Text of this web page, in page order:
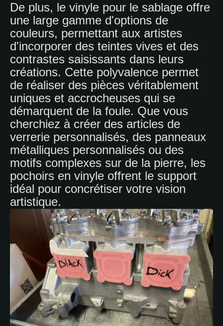
De plus, le vinyle pour le sablage offre
une large gamme d'options de
couleurs, permettant aux artistes
d'incorporer des teintes vives et des
contrastes saisissants dans leurs
créations. Cette polyvalence permet
de réaliser des pièces véritablement
uniques et accrocheuses qui se
démarquent de la foule. Que vous
cherchiez à créer des articles de
verrerie personnalisés, des panneaux
métalliques personnalisés ou des
motifs complexes sur de la pierre, les
pochoirs en vinyle offrent le support
idéal pour concrétiser votre vision
artistique.